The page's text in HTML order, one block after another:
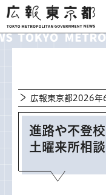
広報東京都
広報東京都2026年
進路や不登
土曜来所相